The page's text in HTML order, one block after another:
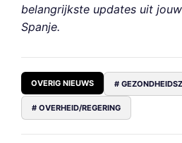
belangrijkste updates uit
Spanje.
OVERIG NIEUWS #
# OVERHEID/REGERING